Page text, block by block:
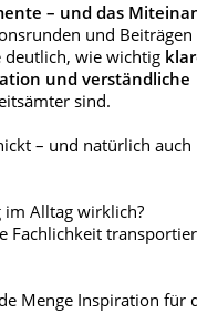
– und das
und Beiträgen
deutlich, wie wichtig
und verständliche
sind.
– und natürlich auch
im Alltag wirklich?
Fachlichkeit
Menge Inspiration für